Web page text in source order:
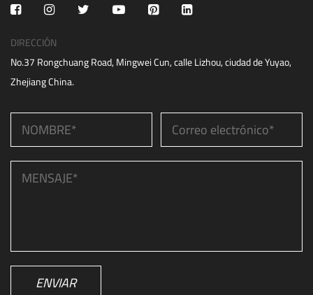
DIRECCIÓN
No.37 Rongchuang Road, Mingwei Cun, calle Lizhou, ciudad de Yuyao,
Zhejiang China.
ENVIAR